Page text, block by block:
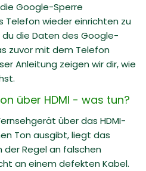
Google-Sperre
Telefon wieder einrichten zu
du die Daten des Google-
zuvor mit dem Telefon
Anleitung zeigen wir dir, wie
über HDMI - was tun?
über das HDMI-
Ton ausgibt, liegt das
der Regel an falschen
an einem defekten Kabel.